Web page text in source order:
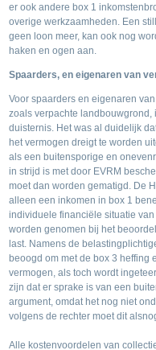
er ook andere box 1
overige werkzaamheden. Een
geen loon meer, kan ook nog
haken en ogen aan.
Spaarders, en eigenaren van
Voor spaarders en eigenaren
zoals verpachte landbouwgrond,
duisternis. Het was al duidelijk
het vermogen dreigt te worden
als een buitensporige en
in strijd is met door EVRM
moet dan worden gematigd. De
alleen een inkomen in box 1
individuele financiële situatie
worden genomen bij het
last. Namens de
beoogd om met de box 3 heffing
vermogen, als toch wordt
zijn dat er sprake is van een
argument, omdat het nog niet
volgens de rechter moet dit
Alle kostenvoordelen van